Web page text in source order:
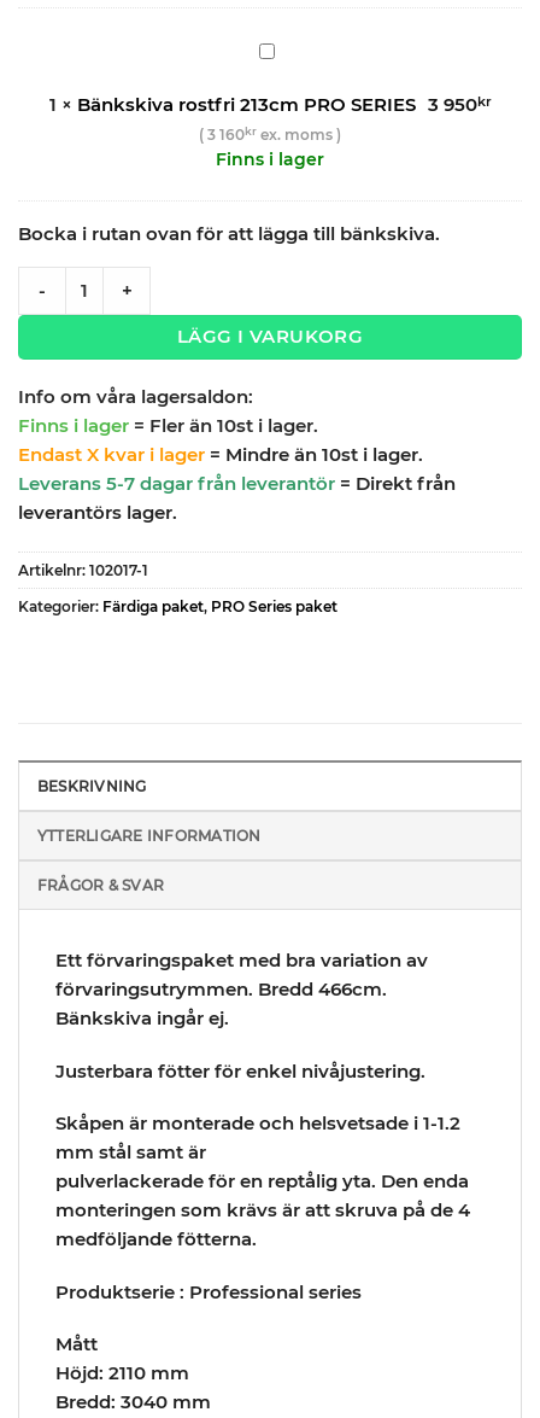
Bänkskiva
213cm
PRO
SERIES
1 × Bänkskiva rostfri 213cm PRO SERIES 3 950kr
( 3 160kr ex. moms )
Finns i lager
Bocka i rutan ovan för att lägga till bänkskiva.
- +
LÄGG I VARUKORG
Info om våra lagersaldon:
Finns i lager = Fler än 10st i lager.
Endast X kvar i lager = Mindre än 10st i lager.
Leverans 5-7 dagar från leverantör = Direkt från
leverantörs lager.
Artikelnr: 102017-1
Kategorier: Färdiga paket, PRO Series paket
BESKRIVNING
YTTERLIGARE INFORMATION
FRÅGOR & SVAR
Ett förvaringspaket med bra variation av
förvaringsutrymmen. Bredd 466cm.
Bänkskiva ingår ej.
Justerbara fötter för enkel nivåjustering.
Skåpen är monterade och helsvetsade i 1-1.2
mm stål samt är
pulverlackerade för en reptålig yta. Den enda
monteringen som krävs är att skruva på de 4
medföljande fötterna.
Produktserie : Professional series
Mått
Höjd: 2110 mm
Bredd: 3040 mm